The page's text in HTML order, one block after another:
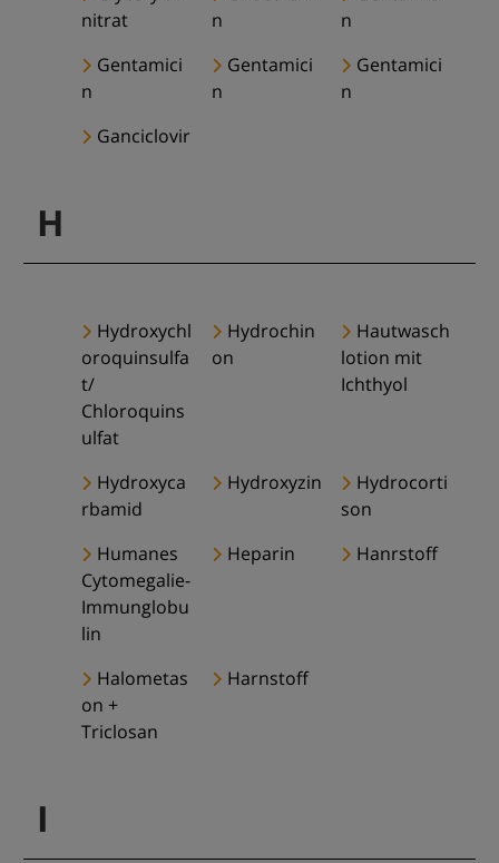
nitrat
n
n
Gentamici
n
Gentamici
n
Gentamici
n
Ganciclovir
H
Hydroxychl
oroquinsulfa
t/
Chloroquins
ulfat
Hydrochin
on
Hautwasch
lotion mit
Ichthyol
Hydroxyca
rbamid
Hydroxyzin
Hydrocorti
son
Humanes
Cytomegalie-
Immunglobu
lin
Heparin Hanrstoff
Halometas
on +
Triclosan
Harnstoff
I